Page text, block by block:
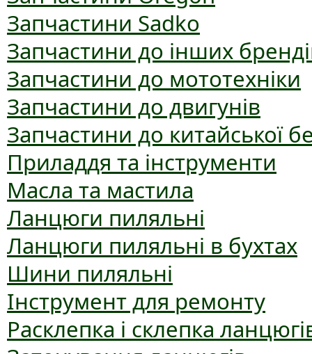
Запчастини Sadko
Запчастини до інших
Запчастини до мототехніки
Запчастини до двигунів
Запчастини до китайської
Приладдя та інструменти
Масла та мастила
Ланцюги пиляльні
Ланцюги пиляльні в бухтах
Шини пиляльні
Інструмент для ремонту
Расклепка і склепка